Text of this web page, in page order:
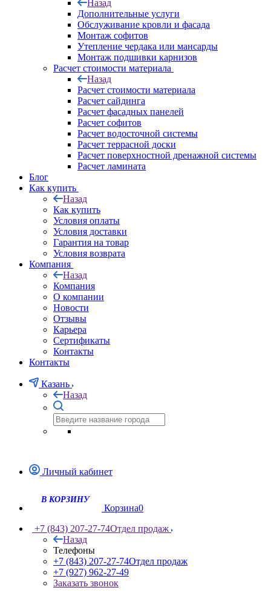
Назад
Дополнительные услуги
Обслуживание кровли и фасада
Монтаж софитов
Утепление чердака или мансарды
Монтаж подшивки карнизов
Расчет стоимости материала
Назад
Расчет стоимости материала
Расчет сайдинга
Расчет фасадных панелей
Расчет софитов
Расчет водосточной системы
Расчет террасной доски
Расчет поверхностной дренажной системы
Расчет ламината
Блог
Как купить
Назад
Как купить
Условия оплаты
Условия доставки
Гарантия на товар
Условия возврата
Компания
Назад
Компания
О компании
Новости
Отзывы
Карьера
Сертификаты
Контакты
Контакты
Казань
Назад
Личный кабинет
Корзина0
+7 (843) 207-27-74Отдел продаж
Назад
Телефоны
+7 (843) 207-27-74Отдел продаж
+7 (927) 962-27-49
Заказать звонок